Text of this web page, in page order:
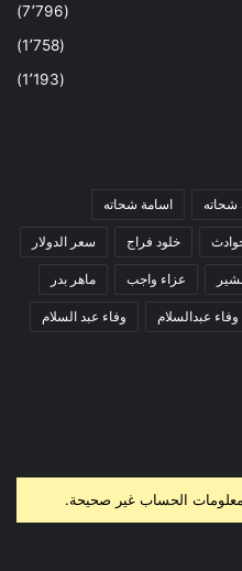
(7٬796)
(1٬758)
(1٬193)
شحاته اسامة شحاته
خلود فراج سعر الدولار
عزاء واجب ماهر بدر
وفاء عبدالسلام وفاء عبد السلام
الحساب غير صحيحة.